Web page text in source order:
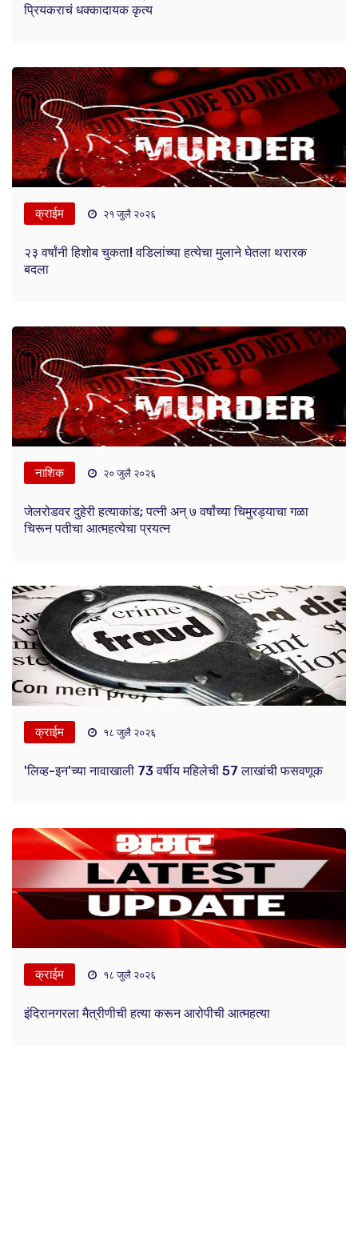
प्रियकराचं धक्कादायक कृत्य
क्राईम २१ जुलै २०२६
२३ वर्षांनी हिशोब चुकता! वडिलांच्या हत्येचा मुलाने घेतला थरारक
बदला
नाशिक २० जुलै २०२६
जेलरोडवर दुहेरी हत्याकांड; पत्नी अन् ७ वर्षांच्या चिमुरड्याचा गळा
चिरून पतीचा आत्महत्येचा प्रयत्न
क्राईम १८ जुलै २०२६
'लिव्ह-इन'च्या नावाखाली 73 वर्षीय महिलेची 57 लाखांची फसवणूक
क्राईम १८ जुलै २०२६
इंदिरानगरला मैत्रीणीची हत्या करून आरोपीची आत्महत्या